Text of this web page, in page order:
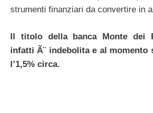
strumenti finanziari da convertire in
Il titolo della banca Monte dei
infatti Ã¨ indebolita e al momento
l’1,5% circa.